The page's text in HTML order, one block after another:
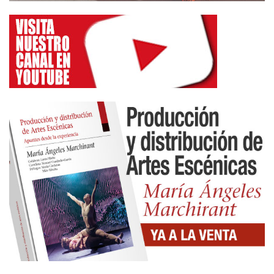
Estoy, ahora mismo, mientras escribo esto,
haciendo el ejercicio de recuperar algunos de esos
nombres, igual que el de Laura Aris Álvarez, y me
doy cuenta de que si los escribo aquí es casi como
si me desnudase. Me da la impresión de que son
éstas no se reducen al ámbito de los escenarios,
sino que implican, también, una cierta filosofía de
vida.
Escribo esto porque me parece que es importante
reflexionar y valorar esa transmisión mágica, ese
legado, esa conexión trascendental que se produce
cuando vemos un espectáculo que nos hace clic,
que nos remueve, que pasa a formar parte de lo
que somos.